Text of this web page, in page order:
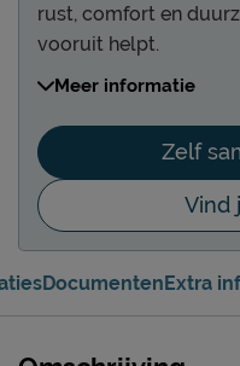
rust, comfort en
vooruit helpt.
Kies uit 4
Kies uit 5
Kies uit 15
Kies uit 25+
Meer informatie
Zelf
Vind
DocumentenExtra